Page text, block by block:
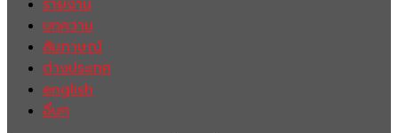
รายงาน
บทความ
สัมภาษณ์
ต่างประเทศ
english
อื่นๆ